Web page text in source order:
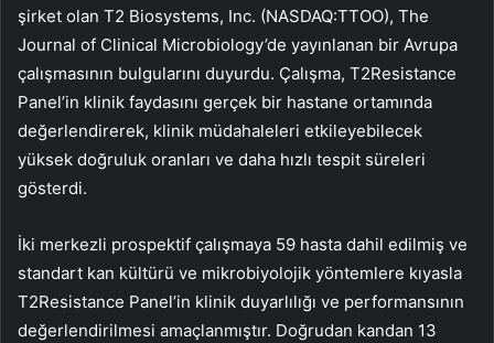
şirket olan T2 Biosystems, Inc. (NASDAQ:TTOO), The
Journal of Clinical Microbiology’de yayınlanan bir Avrupa
çalışmasının bulgularını duyurdu. Çalışma, T2Resistance
Panel’in klinik faydasını gerçek bir hastane ortamında
değerlendirerek, klinik müdahaleleri etkileyebilecek
yüksek doğruluk oranları ve daha hızlı tespit süreleri
gösterdi.
İki merkezli prospektif çalışmaya 59 hasta dahil edilmiş ve
standart kan kültürü ve mikrobiyolojik yöntemlere kıyasla
T2Resistance Panel’in klinik duyarlılığı ve performansının
değerlendirilmesi amaçlanmıştır. Doğrudan kandan 13